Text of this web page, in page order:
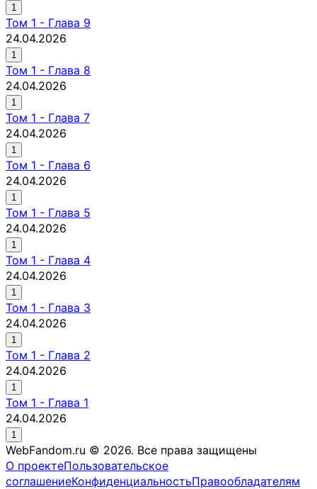
1
Том 1 - Глава 9
24.04.2026
1
Том 1 - Глава 8
24.04.2026
1
Том 1 - Глава 7
24.04.2026
1
Том 1 - Глава 6
24.04.2026
1
Том 1 - Глава 5
24.04.2026
1
Том 1 - Глава 4
24.04.2026
1
Том 1 - Глава 3
24.04.2026
1
Том 1 - Глава 2
24.04.2026
1
Том 1 - Глава 1
24.04.2026
1
WebFandom.ru © 2026. Все права защищены
О проектеПользовательское
соглашениеКонфиденциальностьПравообладателям